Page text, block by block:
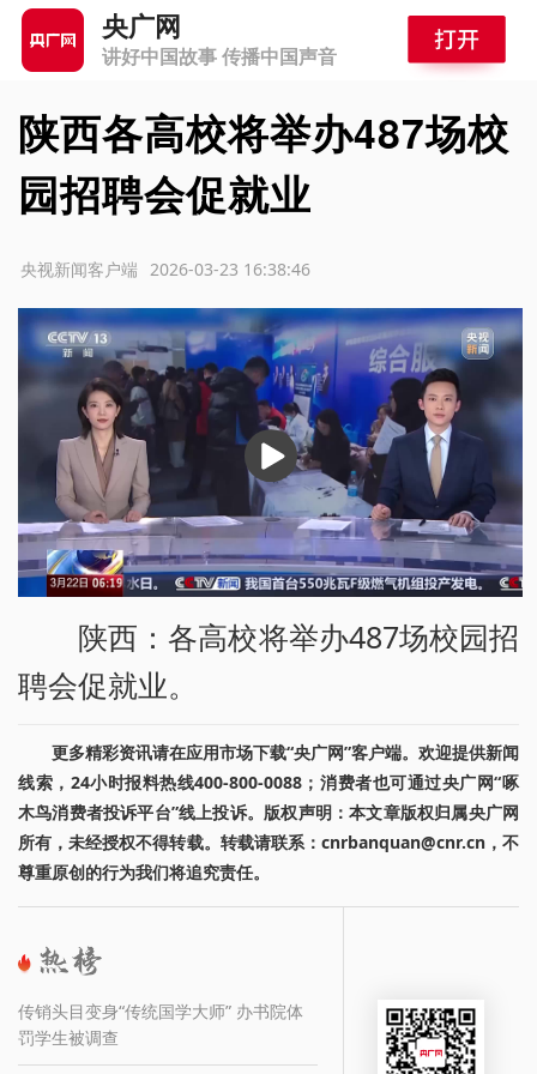
央广网
讲好中国故事 传播中国声音
陕西各高校将举办487场校
园招聘会促就业
2026-03-23 16:38:46
央视新闻客户端
播
放
陕西：各高校将举办487场校园招
聘会促就业。
更多精彩资讯请在应用市场下载“央广网”客户端。欢迎提供新闻
线索，24小时报料热线400-800-0088；消费者也可通过央广网“啄
木鸟消费者投诉平台”线上投诉。版权声明：本文章版权归属央广网
所有，未经授权不得转载。转载请联系：cnrbanquan@cnr.cn，不
尊重原创的行为我们将追究责任。
传销头目变身“传统国学大师” 办书院体
罚学生被调查